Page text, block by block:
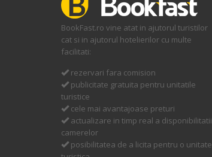
BookFast.ro vine atat in ajutorul turistilor
cat si in ajutorul hotelierilor cu multe
facilitati:
rezervari fara comision
publicitate gratuita pentru unitatile
turistice
cele mai avantajoase preturi
actualizare in timp real a disponibilitatii
camerelor
posibilitatea de a licita pentru o unitate